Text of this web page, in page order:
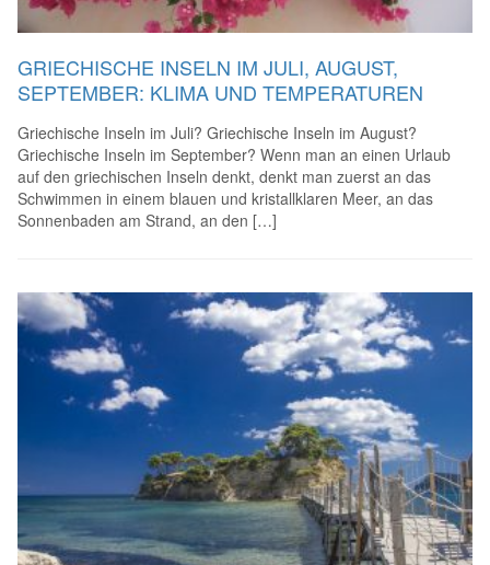
GRIECHISCHE INSELN IM JULI, AUGUST,
SEPTEMBER: KLIMA UND TEMPERATUREN
Griechische Inseln im Juli? Griechische Inseln im August?
Griechische Inseln im September? Wenn man an einen Urlaub
auf den griechischen Inseln denkt, denkt man zuerst an das
Schwimmen in einem blauen und kristallklaren Meer, an das
Sonnenbaden am Strand, an den […]